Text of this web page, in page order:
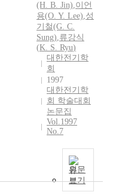
(H. B. Jin),이언
용(O. Y. Lee),성
기철(G. C.
Sung),류강식
(K. S. Ryu)
대한전기학
회
1997
대한전기학
회 학술대회
논문집
Vol.1997
No.7
원문
보기